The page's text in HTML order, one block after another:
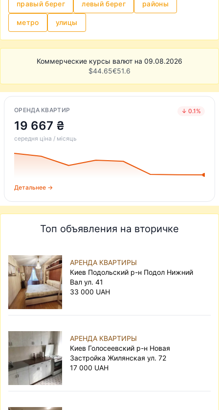
правый берег левый берег районы
метро улицы
Коммерческие курсы валют на 09.08.2026
$44.65€51.6
ОРЕНДА КВАРТИР ↓ 0.1%
19 667 ₴
середня ціна / місяць
Детальнее →
Топ объявления на вторичке
АРЕНДА КВАРТИРЫ
Киев Подольский р-н Подол Нижний
Вал ул. 41
33 000 UAH
АРЕНДА КВАРТИРЫ
Киев Голосеевский р-н Новая
Застройка Жилянская ул. 72
17 000 UAH